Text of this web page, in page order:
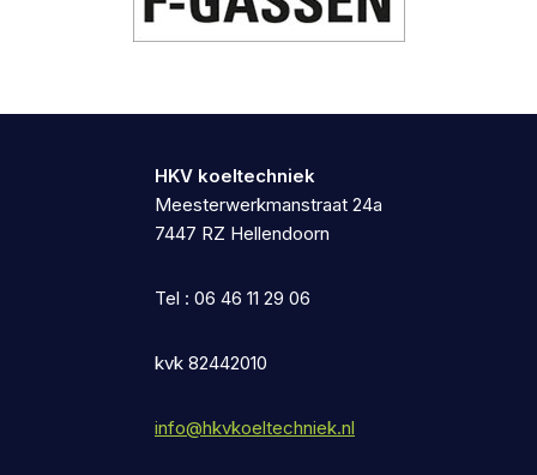
HKV koeltechniek
Meesterwerkmanstraat 24a
7447 RZ Hellendoorn
Tel : 06 46 11 29 06
kvk 82442010
info@hkvkoeltechniek.nl